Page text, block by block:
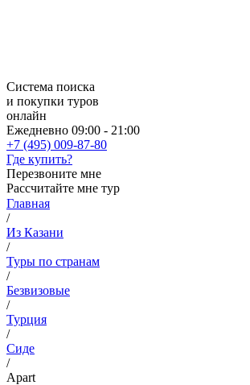
Система поиска
и покупки туров
онлайн
Ежедневно 09:00 - 21:00
+7 (495) 009-87-80
Где купить?
Перезвоните мне
Рассчитайте мне тур
Главная
/
Из Казани
/
Туры по странам
/
Безвизовые
/
Турция
/
Сиде
/
Apart